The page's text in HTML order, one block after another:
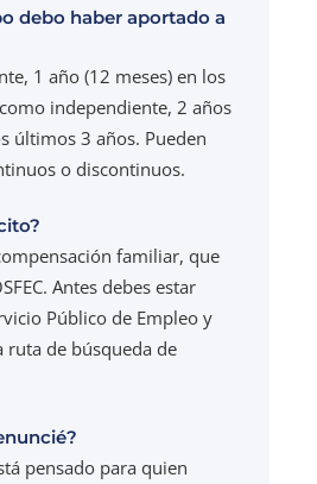
debo haber aportado a
1 año (12 meses) en los
independiente, 2 años
últimos 3 años. Pueden
o discontinuos.
familiar, que
Antes debes estar
Público de Empleo y
ruta de búsqueda de
pensado para quien